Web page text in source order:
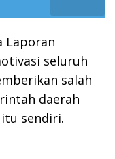
Laporan
seluruh
salah
daerah
sendiri.